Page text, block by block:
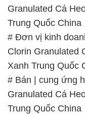
Granulated Cá
Trung Quốc China
# Đơn vị kinh
Clorin Granulated
Xanh Trung Quốc
# Bán | cung ứng
Granulated Cá
Trung Quốc China